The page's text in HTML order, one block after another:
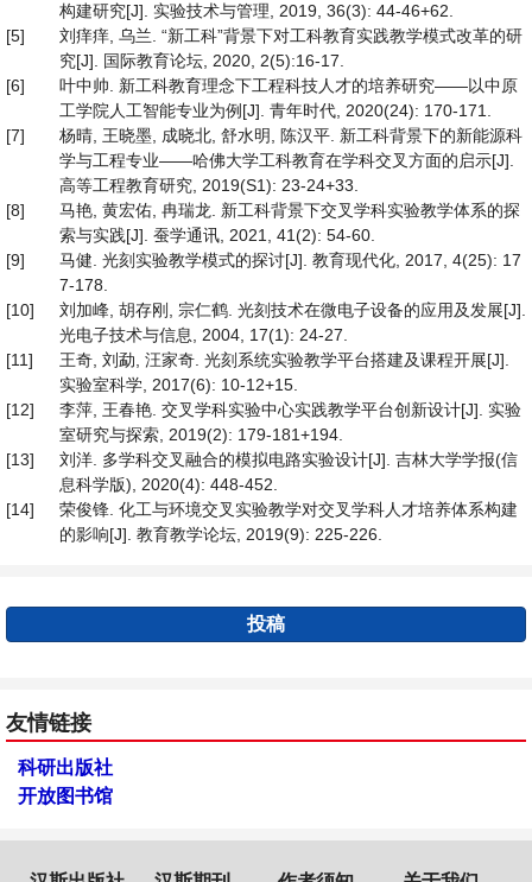
构建研究[J]. 实验技术与管理, 2019, 36(3): 44-46+62.
[5]
刘痒痒, 乌兰. “新工科”背景下对工科教育实践教学模式改革的研
究[J]. 国际教育论坛, 2020, 2(5):16-17.
[6]
叶中帅. 新工科教育理念下工程科技人才的培养研究——以中原
工学院人工智能专业为例[J]. 青年时代, 2020(24): 170-171.
[7]
杨晴, 王晓墨, 成晓北, 舒水明, 陈汉平. 新工科背景下的新能源科
学与工程专业——哈佛大学工科教育在学科交叉方面的启示[J].
高等工程教育研究, 2019(S1): 23-24+33.
[8]
马艳, 黄宏佑, 冉瑞龙. 新工科背景下交叉学科实验教学体系的探
索与实践[J]. 蚕学通讯, 2021, 41(2): 54-60.
[9]
马健. 光刻实验教学模式的探讨[J]. 教育现代化, 2017, 4(25): 17
7-178.
[10]
刘加峰, 胡存刚, 宗仁鹤. 光刻技术在微电子设备的应用及发展[J].
光电子技术与信息, 2004, 17(1): 24-27.
[11]
王奇, 刘勐, 汪家奇. 光刻系统实验教学平台搭建及课程开展[J].
实验室科学, 2017(6): 10-12+15.
[12]
李萍, 王春艳. 交叉学科实验中心实践教学平台创新设计[J]. 实验
室研究与探索, 2019(2): 179-181+194.
[13]
刘洋. 多学科交叉融合的模拟电路实验设计[J]. 吉林大学学报(信
息科学版), 2020(4): 448-452.
[14]
荣俊锋. 化工与环境交叉实验教学对交叉学科人才培养体系构建
的影响[J]. 教育教学论坛, 2019(9): 225-226.
投稿
友情链接
科研出版社
开放图书馆